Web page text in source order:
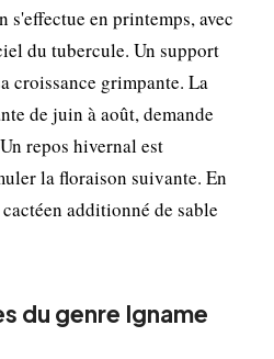
en printemps, avec
du tubercule. Un support
croissance grimpante. La
de juin à août, demande
repos hivernal est
la floraison suivante. En
additionné de sable
du genre Igname